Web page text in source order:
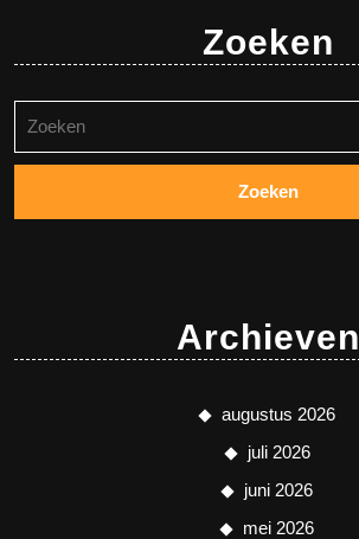
Zoeken
naar:
Archieven
augustus 2026
juli 2026
juni 2026
mei 2026